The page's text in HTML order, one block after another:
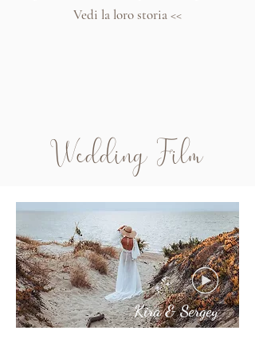
Vedi la loro storia <<
Wedding Film
Kira & Sergey